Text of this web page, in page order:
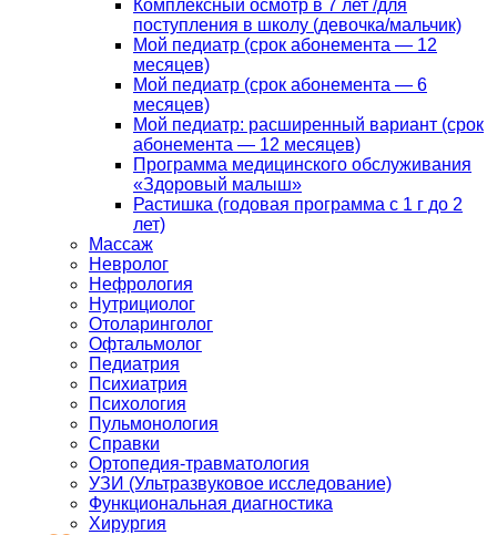
Комплексный осмотр в 7 лет /для
поступления в школу (девочка/мальчик)
Мой педиатр (срок абонемента — 12
месяцев)
Мой педиатр (срок абонемента — 6
месяцев)
Мой педиатр: расширенный вариант (срок
абонемента — 12 месяцев)
Программа медицинского обслуживания
«Здоровый малыш»
Растишка (годовая программа с 1 г до 2
лет)
Массаж
Невролог
Нефрология
Нутрициолог
Отоларинголог
Офтальмолог
Педиатрия
Психиатрия
Психология
Пульмонология
Справки
Ортопедия-травматология
УЗИ (Ультразвуковое исследование)
Функциональная диагностика
Хирургия